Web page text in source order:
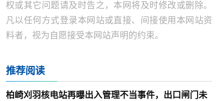
权或其它问题请及时告之，本网将及时修改或删除。
凡以任何方式登录本网站或直接、间接使用本网站资
料者，视为自愿接受本网站声明的约束。
推荐阅读
柏崎刈羽核电站再曝出入管理不当事件，出口闸门未